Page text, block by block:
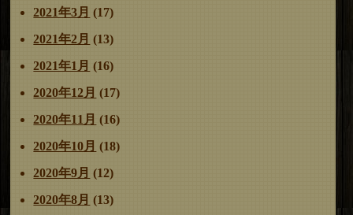
2021年3月 (17)
2021年2月 (13)
2021年1月 (16)
2020年12月 (17)
2020年11月 (16)
2020年10月 (18)
2020年9月 (12)
2020年8月 (13)